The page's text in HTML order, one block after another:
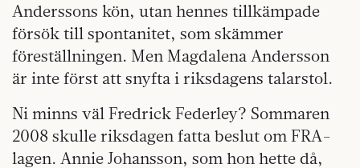
Anderssons kön, utan hennes tillkämpade
försök till spontanitet, som skämmer
föreställningen. Men Magdalena Andersson
är inte först att snyfta i riksdagens talarstol.
Ni minns väl Fredrick Federley? Sommaren
2008 skulle riksdagen fatta beslut om FRA-
lagen. Annie Johansson, som hon hette då,